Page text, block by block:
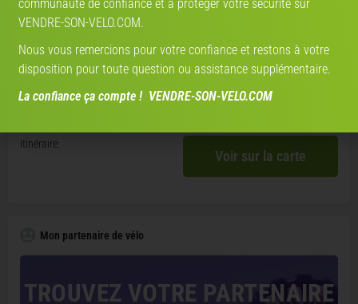
Où se situe le vélo
Région: France
Itinéraire:
Voir sur la carte
Mon partenaire de vélo
TROUVEZ VOTRE PARTENAIRE
communauté de confiance et à protéger votre sécurité sur
VENDRE-SON-VELO.COM.
Nous vous remercions pour votre confiance et restons à votre
disposition pour toute question ou assistance supplémentaire.
La confiance ça compte ! VENDRE-SON-VELO.COM